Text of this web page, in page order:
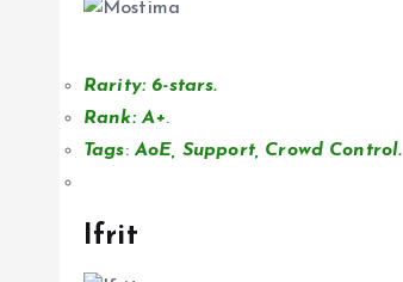
Rarity: 6-stars.
Rank: A+.
Tags: AoE, Support, Crowd Control.
Ifrit